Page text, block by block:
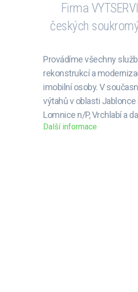
Firma
českých
Provádíme všechny
rekonstrukcí a
imobilní osoby. V
výtahů v oblasti Jablonce
Lomnice n/P, Vrchlabí a
Další informace